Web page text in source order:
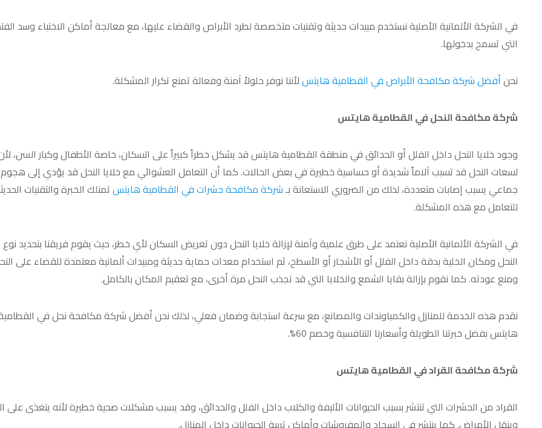
في الشركة الألمانية الأصلية نستخدم مبيدات حديثة وتقنيات متخصصة لطرد الأبراص والقضاء عليها، مع معالجة أماكن الاختباء وسد
التي تسمح بدخولها.
نحنأفضل شركة مكافحة الأبراص في القطامية هايتسلأننا نوفر حلولاً آمنة وفعالة تمنع تكرار المشكلة.
شركة مكافحة النحل في القطامية هايتس
وجود خلايا النحل داخل الفلل أو الحدائق في منطقة القطامية هايتس قد يشكل خطراً كبيراً على السكان، خاصة الأطفال وكبار السن،
لسعات النحل قد تسبب آلاماً شديدة أو حساسية خطيرة في بعض الحالات. كما أن التعامل العشوائي مع خلايا النحل قد يؤدي إلى هجوم
جماعي يسبب إصابات متعددة، لذلك من الضروري الاستعانة بـشركة مكافحة حشرات في القطامية هايتستمتلك الخبرة والتقنيات
للتعامل مع هذه المشكلة.
في الشركة الألمانية الأصلية نعتمد على طرق علمية وآمنة لإزالة خلايا النحل دون تعريض السكان لأي خطر، حيث يقوم فريقنا بتحديد نوع
النحل ومكان الخلية بدقة داخل الفلل أو الأشجار أو الأسطح، ثم استخدام معدات حماية حديثة ومبيدات ألمانية معتمدة للقضاء على
ومنع عودته. كما نقوم بإزالة بقايا الشمع والخلايا التي قد تجذب النحل مرة أخرى، مع تعقيم المكان بالكامل.
نقدم هذه الخدمة للمنازل والكمباوندات والمصانع، مع سرعة استجابة وضمان فعلي، لذلك نحن أفضل شركة مكافحة نحل في
هايتس بفضل خبرتنا الطويلة وأسعارنا التنافسية وخصم 60%.
شركة مكافحة القراد في القطامية هايتس
القراد من الحشرات التي تنتشر بسبب الحيوانات الأليفة والكلاب داخل الفلل والحدائق، وقد يسبب مشكلات صحية خطيرة لأنه يتغذى على